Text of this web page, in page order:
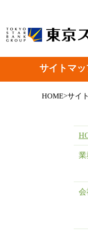
サイトマッ
HOME>サイ
業
会